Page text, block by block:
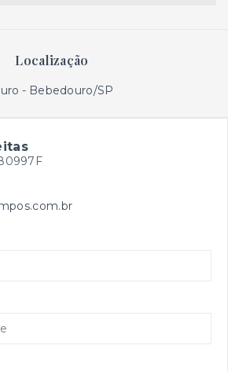
Localização
- Bebedouro/SP